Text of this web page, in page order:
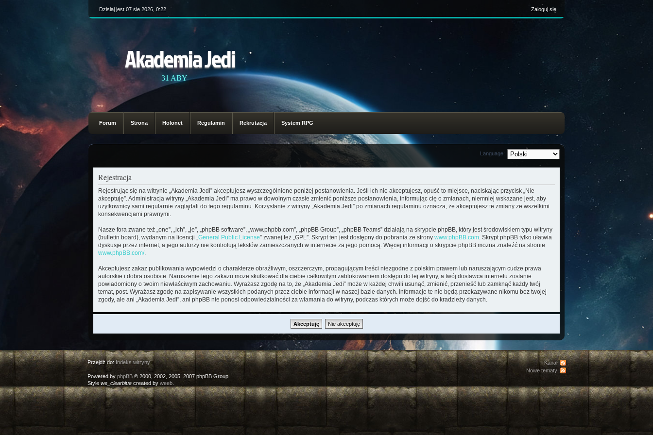
Dzisiaj jest 07 sie 2026, 0:22 Zaloguj się
Akademia Jedi
31 ABY
Forum Strona Holonet Regulamin Rekrutacja System RPG
Language:
Rejestracja
Rejestrując się na witrynie „Akademia Jedi” akceptujesz wyszczególnione poniżej postanowienia. Jeśli ich nie akceptujesz, opuść to miejsce, naciskając przycisk „Nie
akceptuję”. Administracja witryny „Akademia Jedi” ma prawo w dowolnym czasie zmienić poniższe postanowienia, informując cię o zmianach, niemniej wskazane jest, aby
użytkownicy sami regularnie zaglądali do tego regulaminu. Korzystanie z witryny „Akademia Jedi” po zmianach regulaminu oznacza, że akceptujesz te zmiany ze wszelkimi
konsekwencjami prawnymi.
Nasze fora zwane też „one”, „ich”, „je”, „phpBB software”, „www.phpbb.com”, „phpBB Group”, „phpBB Teams” działają na skrypcie phpBB, który jest środowiskiem typu witryny
(bulletin board), wydanym na licencji „General Public License” zwanej też „GPL”. Skrypt ten jest dostępny do pobrania ze strony www.phpBB.com. Skrypt phpBB tylko ułatwia
dyskusje przez internet, a jego autorzy nie kontrolują tekstów zamieszczanych w internecie za jego pomocą. Więcej informacji o skrypcie phpBB można znaleźć na stronie
www.phpBB.com/.
Akceptujesz zakaz publikowania wypowiedzi o charakterze obraźliwym, oszczerczym, propagującym treści niezgodne z polskim prawem lub naruszającym cudze prawa
autorskie i dobra osobiste. Naruszenie tego zakazu może skutkować dla ciebie całkowitym zablokowaniem dostępu do tej witryny, a twój dostawca internetu zostanie
powiadomiony o twoim niewłaściwym zachowaniu. Wyrażasz zgodę na to, że „Akademia Jedi” może w każdej chwili usunąć, zmienić, przenieść lub zamknąć każdy twój
temat, post. Wyrażasz zgodę na zapisywanie wszystkich podanych przez ciebie informacji w naszej bazie danych. Informacje te nie będą przekazywane nikomu bez twojej
zgody, ale ani „Akademia Jedi”, ani phpBB nie ponosi odpowiedzialności za włamania do witryny, podczas których może dojść do kradzieży danych.
Przejdź do: Indeks witryny
Powered by phpBB© 2000, 2002, 2005, 2007 phpBB Group.
Style we_clearbluecreated by weeb.
Kanał
Nowe tematy